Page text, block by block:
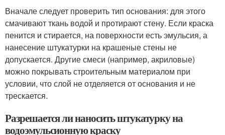
Вначале следует проверить тип основания: для этого
смачивают ткань водой и протирают стену. Если краска
пенится и стирается, на поверхности есть эмульсия, а
нанесение штукатурки на крашеные стены не
допускается. Другие смеси (например, акриловые)
можно покрывать строительным материалом при
условии, что слой не отделяется от основания и не
трескается.
Разрешается ли наносить штукатурку на
водоэмульсионную краску